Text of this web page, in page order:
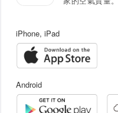
iPhone, iPad
Android